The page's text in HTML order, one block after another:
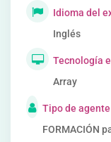
Idioma del
Inglés
Tecnología
Array
Tipo de agente
FORMACIÓN